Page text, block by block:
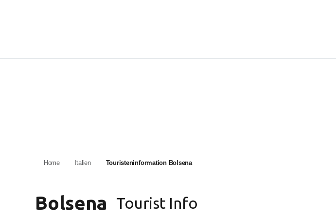
Home Italien Touristeninformation Bolsena
Bolsena Tourist Info